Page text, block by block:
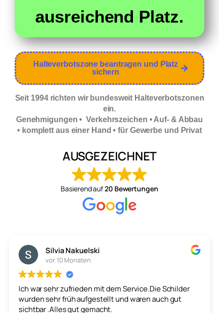
ausreichend Platz.
Halteverbotszone beantragen und Platz
sichern
Seit 1994 richten wir bundesweit Halteverbotszonen
ein.
Genehmigungen • Verkehrszeichen • Auf- & Abbau
• komplett aus einer Hand • für Gewerbe und Privat
AUSGEZEICHNET
Basierend auf20 Bewertungen
Silvia Nakuelski
vor 10 Monaten
Ich war sehr zufrieden mit dem Service.Die Schilder
wurden sehr früh aufgestellt und waren auch gut
sichtbar .Alles gut gemacht.